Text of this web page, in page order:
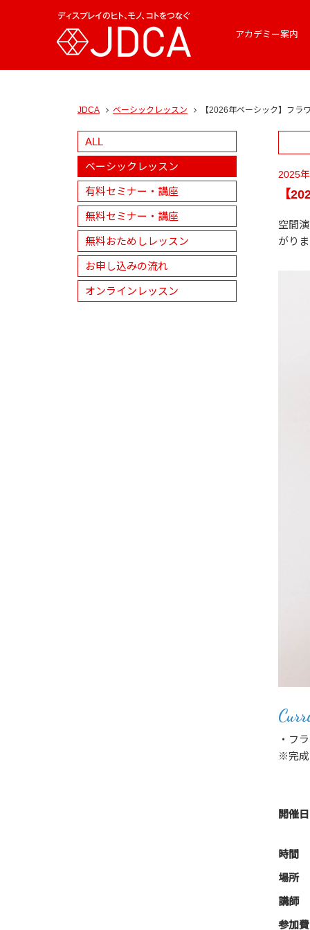
アカデミー案内
JDCA ベーシックレッスン 【2026年ベーシック】フラ
ALL
ベーシックレッスン
有料セミナー・講座
無料セミナー・講座
無料おためしレッスン
お申し込みの流れ
オンラインレッスン
2025
【
空間
がり
・フ
※完成
開催日
時間
場所
講師
参加費